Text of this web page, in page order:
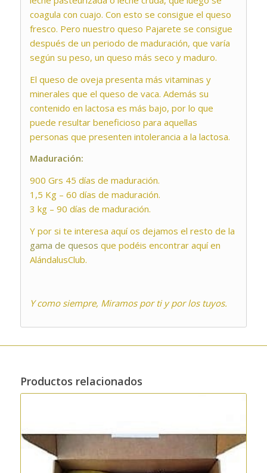
coagula con cuajo. Con esto se consigue el queso
fresco. Pero nuestro queso Pajarete se consigue
después de un periodo de maduración, que varía
según su peso, un queso más seco y maduro.
El queso de oveja presenta más vitaminas y
minerales que el queso de vaca. Además su
contenido en lactosa es más bajo, por lo que
puede resultar beneficioso para aquellas
personas que presenten intolerancia a la lactosa.
Maduración:
900 Grs 45 días de maduración.
1,5 Kg – 60 días de maduración.
3 kg – 90 días de maduración.
Y por si te interesa aquí os dejamos el resto de la
gama de quesos que podéis encontrar aquí en
AlándalusClub.
Y como siempre, Miramos por ti y por los tuyos.
Productos relacionados